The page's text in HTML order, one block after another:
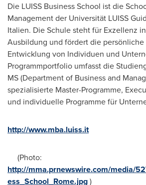
Die LUISS Business School ist die
Management der Universität LUISS
Italien. Die Schule steht für Exzellenz
Ausbildung und fördert die
Entwicklung von Individuen und
Programmportfolio umfasst die
MS (Department of Business and
spezialisierte Master-Programme,
und individuelle Programme für
http://www.mba.luiss.it
(Photo:
http://mma.prnewswire.com/media/
ess_School_Rome.jpg)